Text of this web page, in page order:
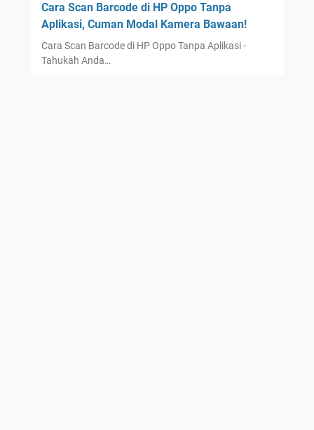
Cara Scan Barcode di HP Oppo Tanpa
Aplikasi, Cuman Modal Kamera Bawaan!
Cara Scan Barcode di HP Oppo Tanpa Aplikasi -
Tahukah Anda…